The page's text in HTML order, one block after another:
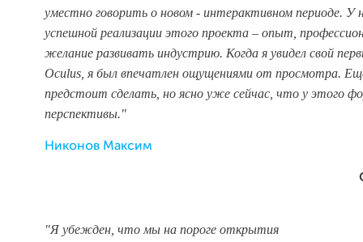
уместно говорить о новом - интерактивном периоде. У
успешной реализации этого проекта – опыт,
желание развивать индустрию. Когда я увидел свой
Oculus, я был впечатлен ощущениями от просмотра.
предстоит сделать, но ясно уже сейчас, что у этого
перспективы."
Никонов Максим
"Я убежден, что мы на пороге открытия